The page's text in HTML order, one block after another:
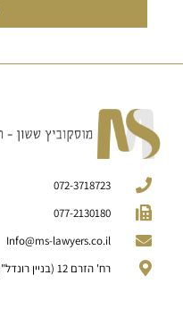
072-3718723
077-2130180
Info@ms-lawyers.co.il
רח' הזרם 12 (בניין רונדל"ן - קומה 5), ת.ד. 353, קדימה 6092000